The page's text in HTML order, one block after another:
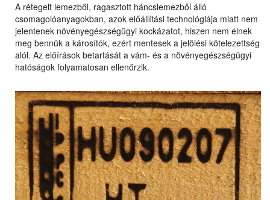
A rétegelt lemezből, ragasztott háncslemezből álló
csomagolóanyagokban, azok előállítási technológiája miatt nem
jelentenek növényegészségügyi kockázatot, hiszen nem élnek
meg bennük a károsítók, ezért mentesek a jelölési kötelezettség
alól. Az előírások betartását a vám- és a növényegészségügyi
hatóságok folyamatosan ellenőrzik.